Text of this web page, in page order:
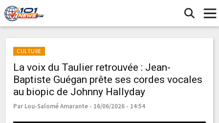
CULTURE
La voix du Taulier retrouvée : Jean-
Baptiste Guégan prête ses cordes vocales
au biopic de Johnny Hallyday
Par Lou-Salomé Amarante - 16/06/2026 - 14:54